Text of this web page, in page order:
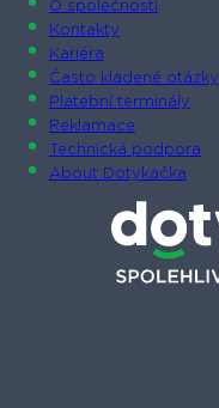
O společnosti
Kontakty
Kariéra
Často kladené otázky
Platební terminály
Reklamace
Technická podpora
About Dotykačka